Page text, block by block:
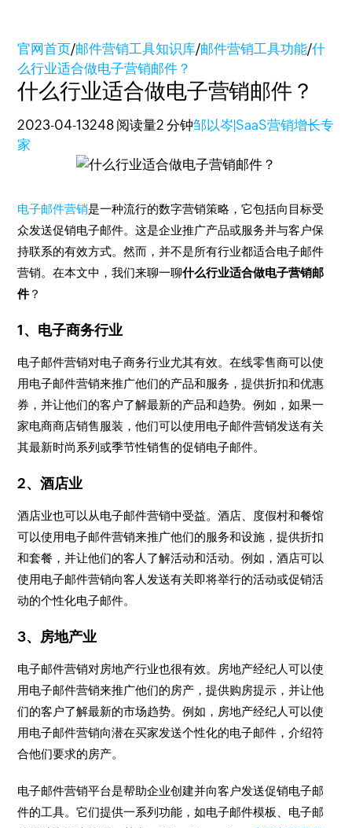
官网首页/邮件营销工具知识库/邮件营销工具功能/什
么行业适合做电子营销邮件？
什么行业适合做电子营销邮件？
2023-04-13248 阅读量2 分钟邹以岑|SaaS营销增长专
家
电子邮件营销是一种流行的数字营销策略，它包括向目标受
众发送促销电子邮件。这是企业推广产品或服务并与客户保
持联系的有效方式。然而，并不是所有行业都适合电子邮件
营销。在本文中，我们来聊一聊什么行业适合做电子营销邮
件？
1、电子商务行业
电子邮件营销对电子商务行业尤其有效。在线零售商可以使
用电子邮件营销来推广他们的产品和服务，提供折扣和优惠
券，并让他们的客户了解最新的产品和趋势。例如，如果一
家电商商店销售服装，他们可以使用电子邮件营销发送有关
其最新时尚系列或季节性销售的促销电子邮件。
2、酒店业
酒店业也可以从电子邮件营销中受益。酒店、度假村和餐馆
可以使用电子邮件营销来推广他们的服务和设施，提供折扣
和套餐，并让他们的客人了解活动和活动。例如，酒店可以
使用电子邮件营销向客人发送有关即将举行的活动或促销活
动的个性化电子邮件。
3、房地产业
电子邮件营销对房地产行业也很有效。房地产经纪人可以使
用电子邮件营销来推广他们的房产，提供购房提示，并让他
们的客户了解最新的市场趋势。例如，房地产经纪人可以使
用电子邮件营销向潜在买家发送个性化的电子邮件，介绍符
合他们要求的房产。
电子邮件营销平台是帮助企业创建并向客户发送促销电子邮
件的工具。它们提供一系列功能，如电子邮件模板、电子邮